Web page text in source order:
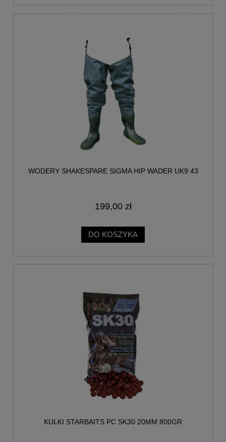
WODERY SHAKESPARE SIGMA HIP WADER UK9 43
199,00 zł
DO KOSZYKA
KULKI STARBAITS PC SK30 20MM 800GR